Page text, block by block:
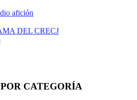
afición
DEL CRECJ
CATEGORÍA